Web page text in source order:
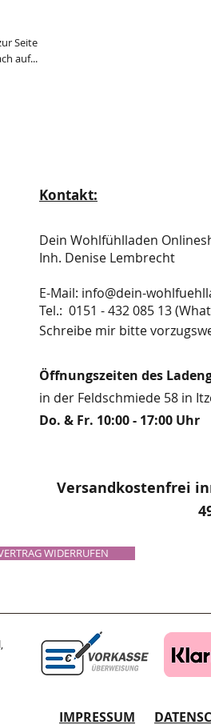
Seite
auf...
Kontakt:
Dein Wohlfühlladen
Inh. Denise Lembrecht
E-Mail: info@dein-
​​​​​​​​​​​​​​​​​​​​Tel.: 0151 - 432 085 13
Schreibe mir bitte
Öffnungszeiten des
in der Feldschmiede 58 in
Do. & Fr. 10:00 - 17:00 Uhr
Versandkostenfrei
WIDERRUFEN
IMPRESSUM